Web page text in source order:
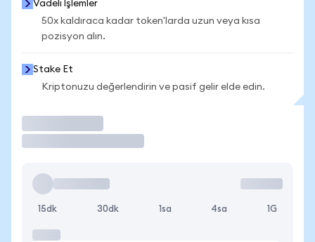
Vadeli İşlemler
50x kaldıraca kadar token'larda uzun veya kısa
pozisyon alın.
Stake Et
Kriptonuzu değerlendirin ve pasif gelir elde edin.
15dk 30dk 1sa 4sa 1G